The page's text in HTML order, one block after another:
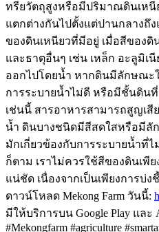
ทรียวัตถุสูงหรือมีปริมาณดินเหนี
แตกต่างกันไปตั้งแต่ปานกลาง
ของดินเหนียวที่มีอยู่ เมื่อสีของดิ
และธาตุอื่นๆ เช่น เหล็ก อะลูมิเ
ออกไปโดยน้ำ หากดินมีลักษณะ
การระบายน้ำไม่ดี หรือมีชั้นดิน
เช่นนี้ สารอาหารสามารถสูญเสี
น้ำ ดินบางชนิดมีสีสดใสหรือมีลั
มักเกี่ยวข้องกับการระบายน้ำที่
ก็ตาม เราไม่ควรใช้สีของดินเพี
แน่ชัด เนื่องจากเป็นเพียงการบ่
ดาวน์โหลด Mekong Farm วันนี้:
มีให้บริการบน Google Play และ
#Mekongfarm #agriculture